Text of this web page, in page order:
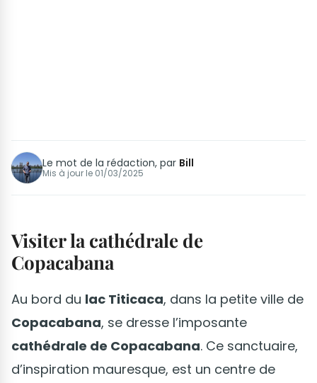
Le mot de la rédaction, par Bill
Mis à jour le 01/03/2025
Visiter la cathédrale de
Copacabana
Au bord du lac Titicaca, dans la petite ville de
Copacabana, se dresse l’imposante
cathédrale de Copacabana. Ce sanctuaire,
d’inspiration mauresque, est un centre de